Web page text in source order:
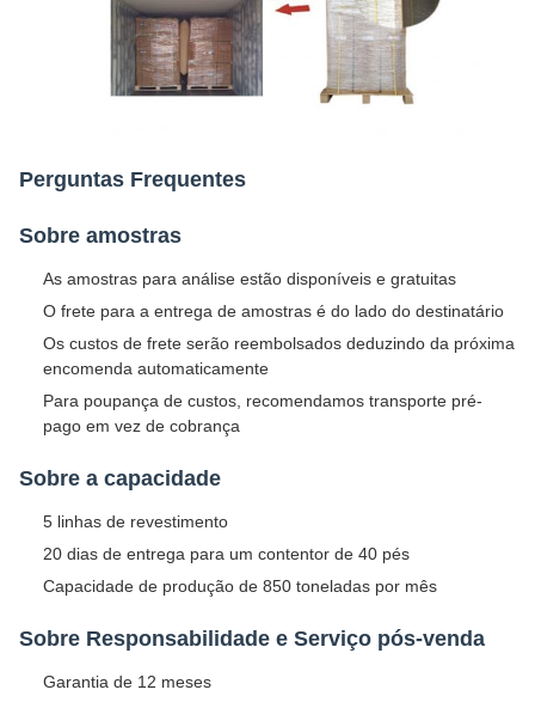
Perguntas Frequentes
Sobre amostras
As amostras para análise estão disponíveis e gratuitas
O frete para a entrega de amostras é do lado do destinatário
Os custos de frete serão reembolsados deduzindo da próxima
encomenda automaticamente
Para poupança de custos, recomendamos transporte pré-
pago em vez de cobrança
Sobre a capacidade
5 linhas de revestimento
20 dias de entrega para um contentor de 40 pés
Capacidade de produção de 850 toneladas por mês
Sobre Responsabilidade e Serviço pós-venda
Garantia de 12 meses